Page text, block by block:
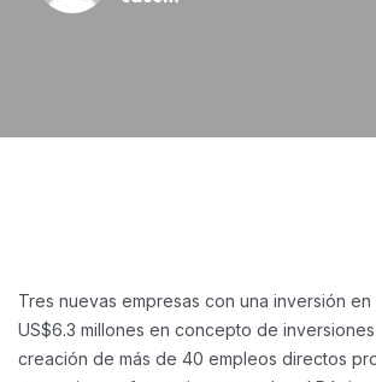
Tres nuevas empresas con una inversión
US$6.3 millones en concepto de
creación de más de 40 empleos directos